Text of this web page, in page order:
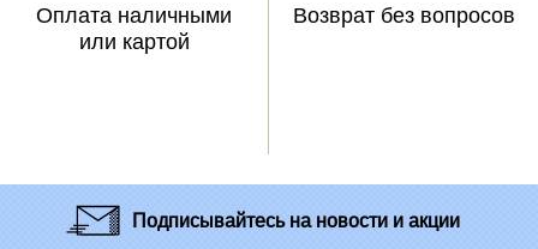
Оплата наличными
или картой
Возврат без вопросов
Подписывайтесьна новости и акции